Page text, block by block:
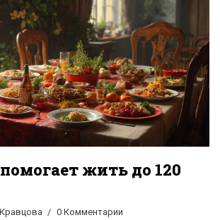
меню. Узнаете, как связаны
самочувствие на долгие
жить до 120
0 Комментарии